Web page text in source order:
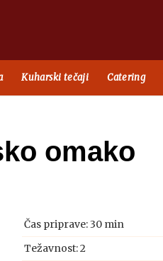
Kuharski tečaji Catering
omako
Čas priprave:30 min
Težavnost: 2